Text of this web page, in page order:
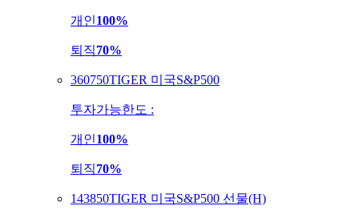
개인100%
퇴직70%
360750TIGER 미국S&P500
투자가능한도 :
개인100%
퇴직70%
143850TIGER 미국S&P500 선물(H)